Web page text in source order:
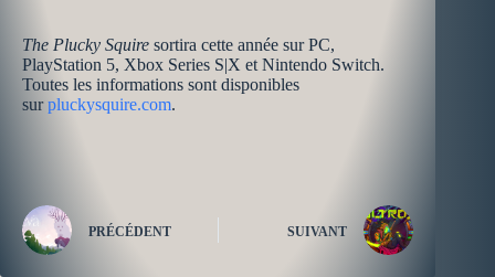
The Plucky Squire sortira cette année sur PC,
PlayStation 5, Xbox Series S|X et Nintendo Switch.
Toutes les informations sont disponibles
surpluckysquire.com.
PRÉCÉDENT SUIVANT